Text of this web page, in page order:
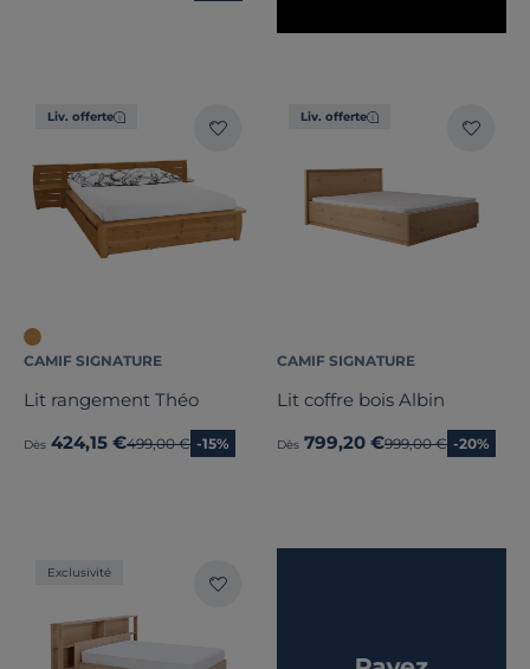
Liv. offerte
CAMIF SIGNATURE
Lit rangement Théo
Dès 424,15 €Ancien prix
499,00 € -15%
Liv. offerte
CAMIF SIGNATURE
Lit coffre bois Albin
Dès 799,20 €Ancien prix
999,00 € -20%
Exclusivité